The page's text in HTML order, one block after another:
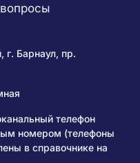
г. Барнаул, пр.
телефон
номером (телефоны
в справочнике на